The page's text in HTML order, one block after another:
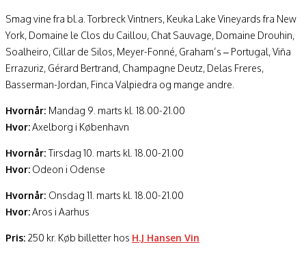
Smag vine fra bl.a. Torbreck Vintners, Keuka Lake Vineyards fra New
York, Domaine le Clos du Caillou, Chat Sauvage, Domaine Drouhin,
Soalheiro, Cillar de Silos, Meyer-Fonné, Graham’s – Portugal, Viña
Errazuriz, Gérard Bertrand, Champagne Deutz, Delas Freres,
Basserman-Jordan, Finca Valpiedra og mange andre.
Hvornår: Mandag 9. marts kl. 18.00-21.00
Hvor:Axelborg i København
Hvornår:Tirsdag 10. marts kl. 18.00-21.00
Hvor: Odeon i Odense
Hvornår: Onsdag 11. marts kl. 18.00-21.00
Hvor:Aros i Aarhus
Pris: 250 kr. Køb billetter hos H.J Hansen Vin